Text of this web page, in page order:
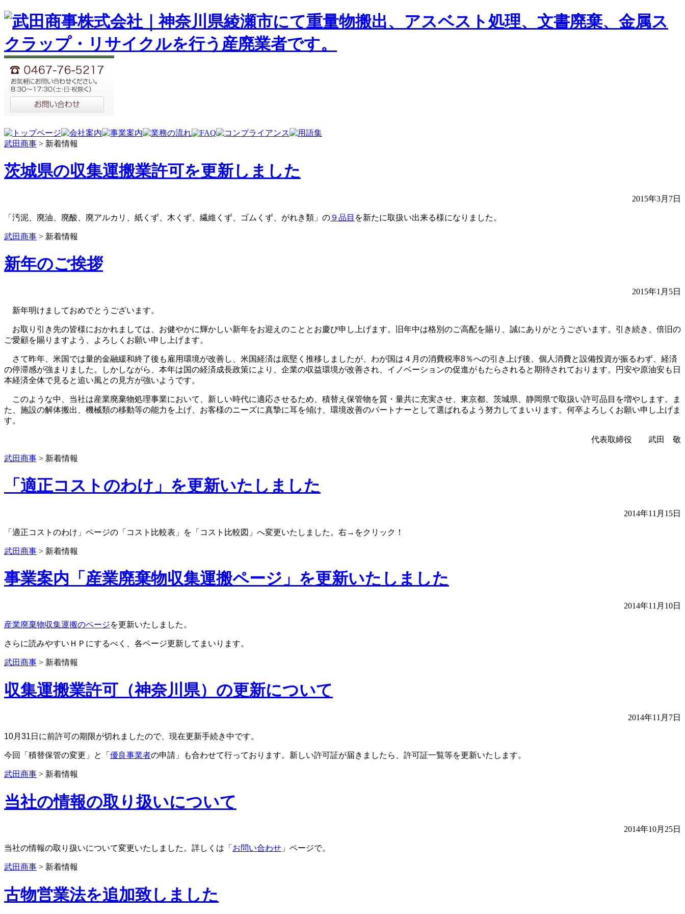
武田商事 > 新着情報
茨城県の収集運搬業許可を更新しました
2015年3月7日
「汚泥、廃油、廃酸、廃アルカリ、紙くず、木くず、繊維くず、ゴムくず、がれき類」の ９品目 を新たに取扱い出来る様になりました。
武田商事 > 新着情報
新年のご挨拶
2015年1月5日
新年明けましておめでとうございます。
お取り引き先の皆様におかれましては、お健やかに輝かしい新年をお迎えのこととお慶び申し上げます。旧年中は格別のご高配を賜り、誠にありがとうございます。引き続き、倍旧の
ご愛顧を賜りますよう、よろしくお願い申し上げます。
さて昨年、米国では量的金融緩和終了後も雇用環境が改善し、米国経済は底堅く推移しましたが、わが国は４月の消費税率8％への引き上げ後、個人消費と設備投資が振るわず、経済
の停滞感が強まりました。しかしながら、本年は国の経済成長政策により、企業の収益環境が改善され、イノベーションの促進がもたらされると期待されております。円安や原油安も日
本経済全体で見ると追い風との見方が強いようです。
このような中、当社は産業廃棄物処理事業において、新しい時代に適応させるため、積替え保管物を質・量共に充実させ、東京都、茨城県、静岡県で取扱い許可品目を増やします。ま
た、施設の解体搬出、機械類の移動等の能力を上げ、お客様のニーズに真摯に耳を傾け、環境改善のパートナーとして選ばれるよう努力してまいります。何卒よろしくお願い申し上げま
す。
代表取締役 武田 敬
武田商事 > 新着情報
「適正コストのわけ」を更新いたしました
2014年11月15日
「適正コストのわけ」ページの「コスト比較表」を「コスト比較図」へ変更いたしました。右→をクリック！
武田商事 > 新着情報
事業案内「産業廃棄物収集運搬ページ」を更新いたしました
2014年11月10日
産業廃棄物収集運搬のページを更新いたしました。
さらに読みやすいＨＰにするべく、各ページ更新してまいります。
武田商事 > 新着情報
収集運搬業許可（神奈川県）の更新について
2014年11月7日
10月31日に前許可の期限が切れましたので、現在更新手続き中です。
今回「積替保管の変更」と「 優良事業者の申請」も合わせて行っております。新しい許可証が届きましたら、許可証一覧等を更新いたします。
武田商事 > 新着情報
当社の情報の取り扱いについて
2014年10月25日
当社の情報の取り扱いについて変更いたしました。詳しくは「 お問い合わせ 」ページで。
武田商事 > 新着情報
古物営業法を追加致しました